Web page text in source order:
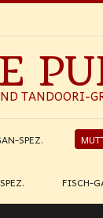
TANDOORI-
SPEZ.
FISCH-